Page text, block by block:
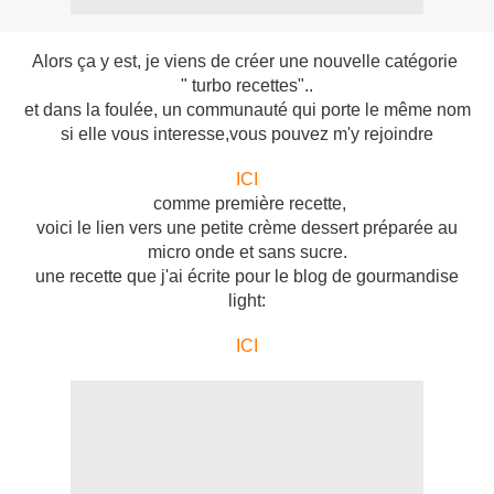
Alors ça y est, je viens de créer une nouvelle catégorie
" turbo recettes"..
et dans la foulée, un communauté qui porte le même nom
si elle vous interesse,vous pouvez m'y rejoindre
ICI
comme première recette,
voici le lien vers une petite crème dessert préparée au
micro onde et sans sucre.
une recette que j'ai écrite pour le blog de gourmandise
light:
ICI